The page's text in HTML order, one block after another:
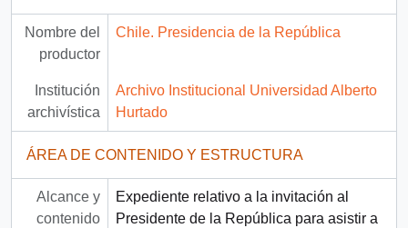
Nombre del
productor
Chile. Presidencia de la República
Institución
archivística
Archivo Institucional Universidad Alberto
Hurtado
ÁREA DE CONTENIDO Y ESTRUCTURA
Alcance y
contenido
Expediente relativo a la invitación al
Presidente de la República para asistir a